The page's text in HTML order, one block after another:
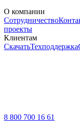
О компании
Сотрудничество
проекты
Клиентам
СкачатьТехподдержка
8 800 700 16 61